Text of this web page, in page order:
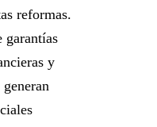
reformas.
garantías
y